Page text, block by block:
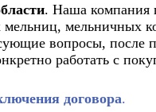
. Наша компания
мельничных
вопросы, после
работать с
договора.